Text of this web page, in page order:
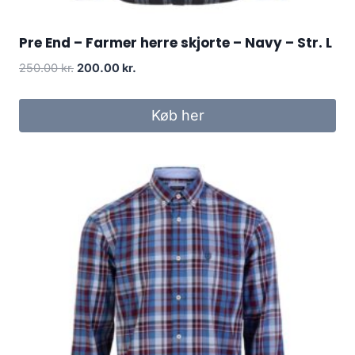
Pre End – Farmer herre skjorte – Navy – Str. L
250.00kr. Original
was:
200.00 kr.
is:
200.00 kr..
Køb her